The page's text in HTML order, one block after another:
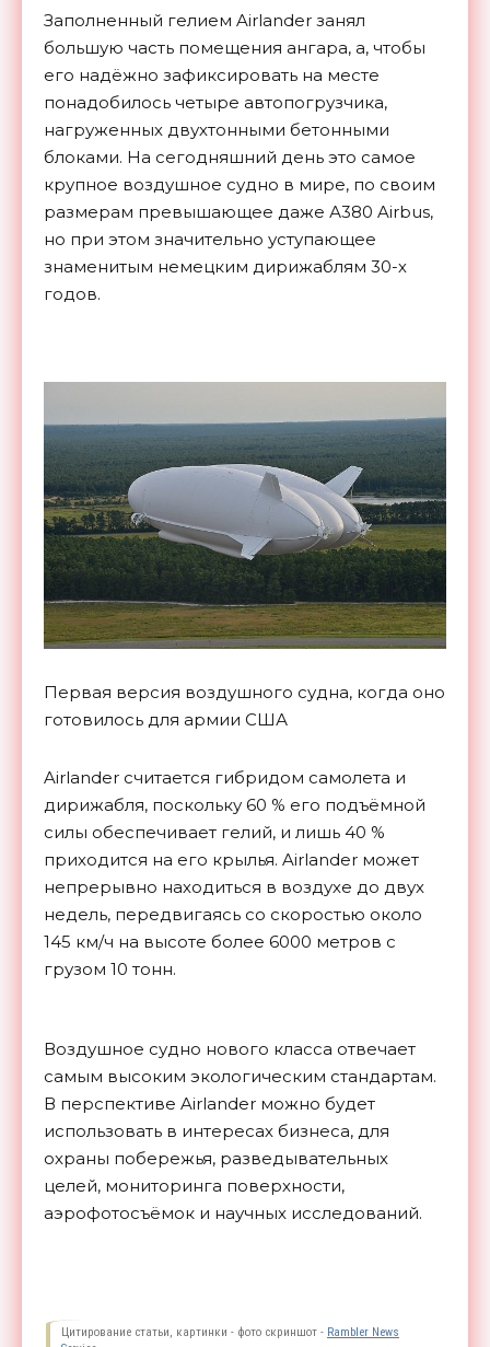
Заполненный гелием Airlander занял
большую часть помещения ангара, а, чтобы
его надёжно зафиксировать на месте
понадобилось четыре автопогрузчика,
нагруженных двухтонными бетонными
блоками. На сегодняшний день это самое
крупное воздушное судно в мире, по своим
размерам превышающее даже А380 Airbus,
но при этом значительно уступающее
знаменитым немецким дирижаблям 30-х
годов.
Первая версия воздушного судна, когда оно
готовилось для армии США
Airlander считается гибридом самолета и
дирижабля, поскольку 60 % его подъёмной
силы обеспечивает гелий, и лишь 40 %
приходится на его крылья. Airlander может
непрерывно находиться в воздухе до двух
недель, передвигаясь со скоростью около
145 км/ч на высоте более 6000 метров с
грузом 10 тонн.
Воздушное судно нового класса отвечает
самым высоким экологическим стандартам.
В перспективе Airlander можно будет
использовать в интересах бизнеса, для
охраны побережья, разведывательных
целей, мониторинга поверхности,
аэрофотосъёмок и научных исследований.
Цитирование статьи, картинки - фото скриншот - Rambler News